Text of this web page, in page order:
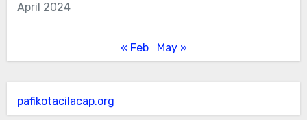
April 2024
« Feb May »
pafikotacilacap.org